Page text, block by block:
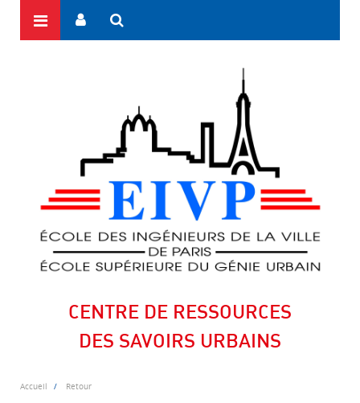
CENTRE DE RESSOURCES
DES SAVOIRS URBAINS
Accueil Retour